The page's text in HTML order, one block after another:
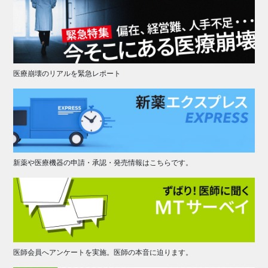
医療崩壊のリアルを緊急レポート
新薬や医療機器の申請・承認・発売情報はこちらです。
医師会員へアンケートを実施。医師の本音に迫ります。